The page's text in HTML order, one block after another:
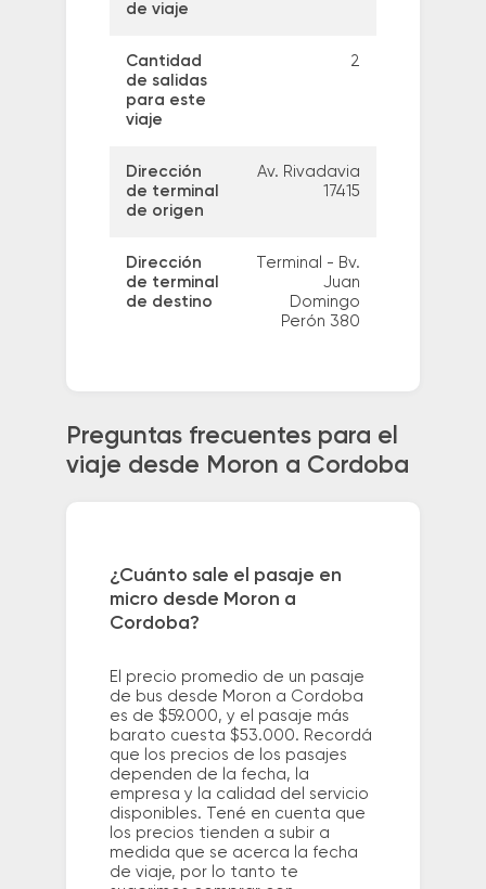
de viaje
Cantidad
de salidas
para este
viaje
2
Dirección
de terminal
de origen
Av. Rivadavia
17415
Dirección
de terminal
de destino
Terminal - Bv.
Juan
Domingo
Perón 380
Preguntas frecuentes para el
viaje desde Moron a Cordoba
¿Cuánto sale el pasaje en
micro desde Moron a
Cordoba?
El precio promedio de un pasaje
de bus desde Moron a Cordoba
es de $59.000, y el pasaje más
barato cuesta $53.000. Recordá
que los precios de los pasajes
dependen de la fecha, la
empresa y la calidad del servicio
disponibles. Tené en cuenta que
los precios tienden a subir a
medida que se acerca la fecha
de viaje, por lo tanto te